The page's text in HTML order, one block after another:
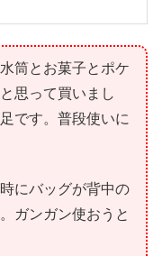
筒とお菓子とポケ
思って買いまし
です。普段使いに
にバッグが背中の
ガンガン使おうと